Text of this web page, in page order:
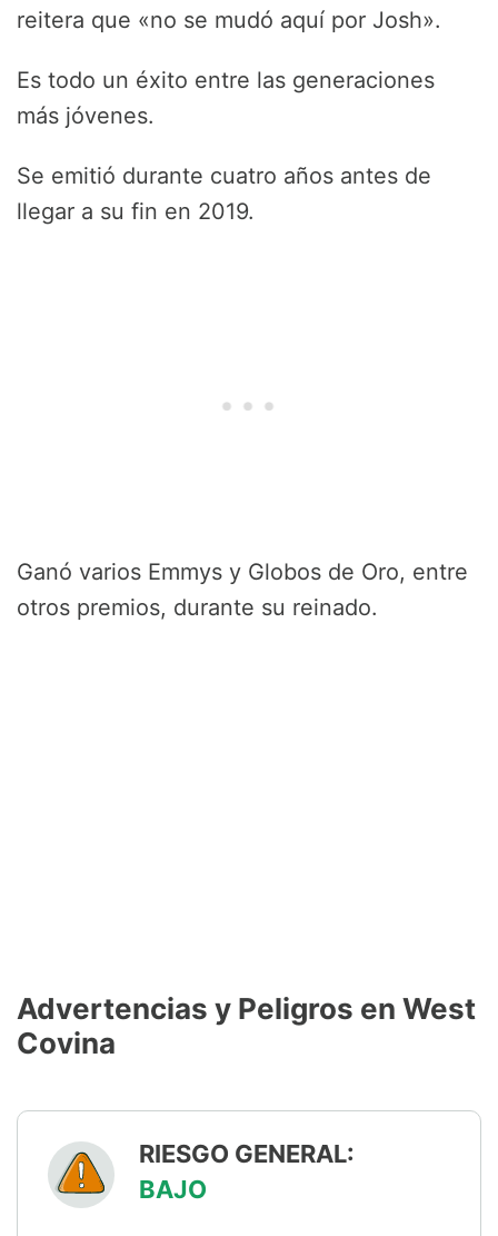
reitera que «no se mudó aquí por Josh».
Es todo un éxito entre las generaciones
más jóvenes.
Se emitió durante cuatro años antes de
llegar a su fin en 2019.
Ganó varios Emmys y Globos de Oro, entre
otros premios, durante su reinado.
Advertencias y Peligros en West
Covina
RIESGO GENERAL:
BAJO